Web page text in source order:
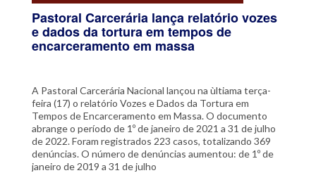
Pastoral Carcerária lança relatório vozes
e dados da tortura em tempos de
encarceramento em massa
A Pastoral Carcerária Nacional lançou na ùltiama terça-
feira (17) o relatório Vozes e Dados da Tortura em
Tempos de Encarceramento em Massa. O documento
abrange o período de 1º de janeiro de 2021 a 31 de julho
de 2022. Foram registrados 223 casos, totalizando 369
denúncias. O número de denúncias aumentou: de 1º de
janeiro de 2019 a 31 de julho